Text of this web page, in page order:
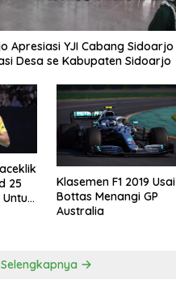
Apresiasi YJI Cabang Sidoarjo
Desa se Kabupaten Sidoarjo
25
Untuk
Klasemen F1 2019 Usai
Bottas Menangi GP
Australia
Selengkapnya